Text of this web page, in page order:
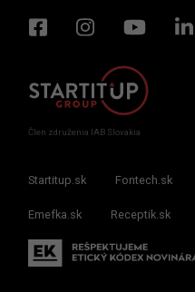
Člen združenia IAB Slovakia
Startitup.sk Fontech.sk
Emefka.sk Receptik.sk